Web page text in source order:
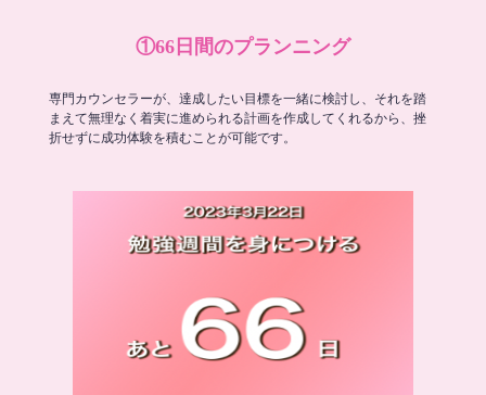
①66日間のプランニング
専門カウンセラーが、達成したい目標を一緒に検討し、それを踏
まえて無理なく着実に進められる計画を作成してくれるから、挫
折せずに成功体験を積むことが可能です。